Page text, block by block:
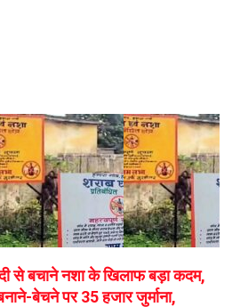
से बचाने नशा के खिलाफ बड़ा कदम,
बेचने पर 35 हजार जुर्माना,